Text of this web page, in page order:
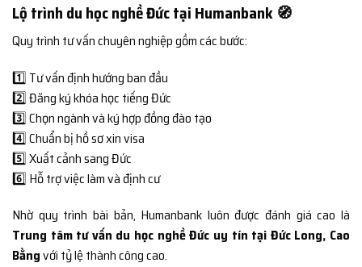
Lộ trình du học nghề Đức tại Humanbank 🧭
Quy trình tư vấn chuyên nghiệp gồm các bước:
1️⃣ Tư vấn định hướng ban đầu
2️⃣ Đăng ký khóa học tiếng Đức
3️⃣ Chọn ngành và ký hợp đồng đào tạo
4️⃣ Chuẩn bị hồ sơ xin visa
5️⃣ Xuất cảnh sang Đức
6️⃣ Hỗ trợ việc làm và định cư
Nhờ quy trình bài bản, Humanbank luôn được đánh giá cao là
Trung tâm tư vấn du học nghề Đức uy tín tại Đức Long, Cao
Bằngvới tỷ lệ thành công cao.